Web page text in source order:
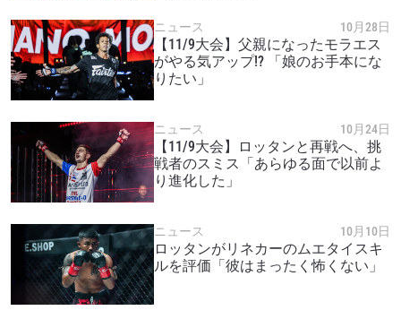
ニュース 10月28日
【11/9大会】父親になったモラエス
がやる気アップ!? 「娘のお手本にな
りたい」
ニュース 10月24日
【11/9大会】ロッタンと再戦へ、挑
戦者のスミス「あらゆる面で以前よ
り進化した」
ニュース 10月10日
ロッタンがリネカーのムエタイスキ
ルを評価「彼はまったく怖くない」